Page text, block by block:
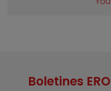
Boletines